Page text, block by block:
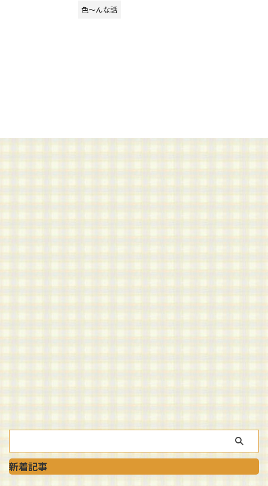
色～んな話
新着記事